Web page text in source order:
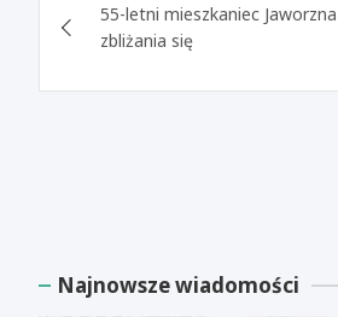
wpisu
55-letni mieszkaniec
zbliżania się
Najnowsze wiadomości